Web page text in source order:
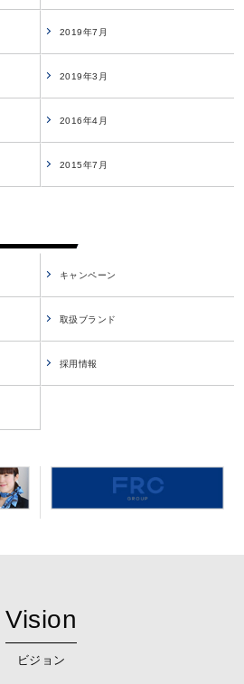
2019年7月
2019年3月
2016年4月
2015年7月
キャンペーン
取扱ブランド
採用情報
Vision
ビジョン